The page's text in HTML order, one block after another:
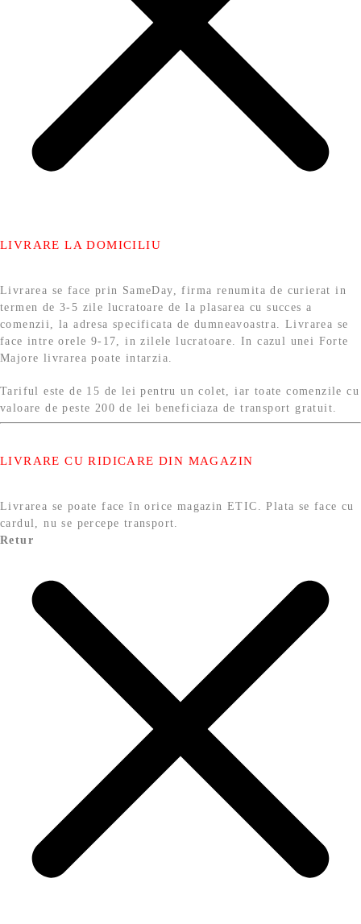
LIVRARE LA DOMICILIU
Livrarea se face prin SameDay, firma renumita de curierat in
termen de 3-5 zile lucratoare de la plasarea cu succes a
comenzii, la adresa specificata de dumneavoastra. Livrarea se
face intre orele 9-17, in zilele lucratoare. In cazul unei Forte
Majore livrarea poate intarzia.
Tariful este de 15 de lei pentru un colet, iar toate comenzile cu
valoare de peste 200 de lei beneficiaza de transport gratuit.
LIVRARE CU RIDICARE DIN MAGAZIN
Livrarea se poate face în orice magazin ETIC. Plata se face cu
cardul, nu se percepe transport.
Retur